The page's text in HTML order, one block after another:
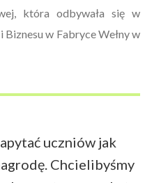
która odbywała się w
w Fabryce Wełny w
uczniów jak
Chcielibyśmy